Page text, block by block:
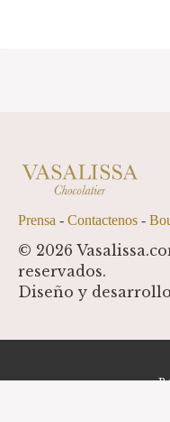
Prensa - Contactenos -
© 2026
reservados.
Diseño y